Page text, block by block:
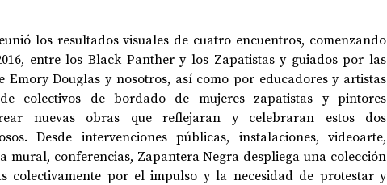
los resultados visuales de cuatro encuentros, comenzando
entre los Black Panther y los Zapatistas y guiados por las
Emory Douglas y nosotros, así como por educadores y artistas
colectivos de bordado de mujeres zapatistas y pintores
nuevas obras que reflejaran y celebraran estos dos
Desde intervenciones públicas, instalaciones, videoarte,
mural, conferencias, Zapantera Negra despliega una colección
colectivamente por el impulso y la necesidad de protestar y